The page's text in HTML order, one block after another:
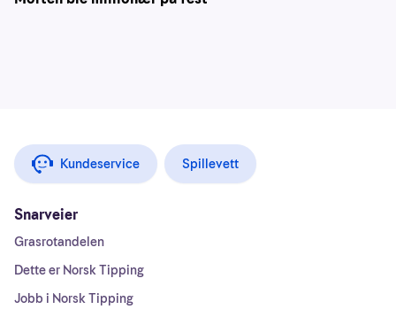
Kundeservice Spillevett
Snarveier
Grasrotandelen
Dette er Norsk Tipping
Jobb i Norsk Tipping